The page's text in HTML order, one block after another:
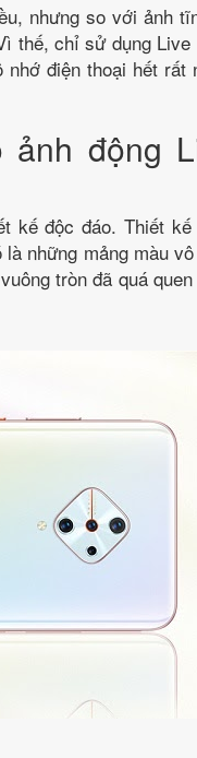
nhưng so với ảnh
thế, chỉ sử dụng
điện thoại hết rất
động
kế độc đáo. Thiết
những mảng màu
tròn đã quá